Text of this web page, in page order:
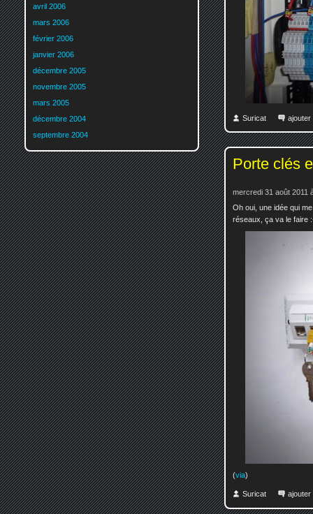
Suricat ajouter
Porte clés
mercredi 31 août 2011
Oh oui, une idée qui
réseaux, ça va le faire
(via)
Suricat ajouter
avril 2006
mars 2006
février 2006
janvier 2006
décembre 2005
novembre 2005
mars 2005
décembre 2004
septembre 2004